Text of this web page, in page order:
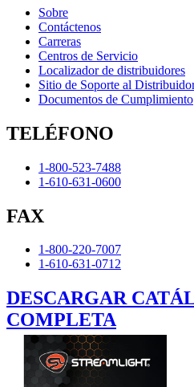
Sobre
Contáctenos
Carreras
Centros de Servicio
Localizador de distribuidores
Sitio de Soporte al
Documentos de Cumplimiento
TELÉFONO
1-800-523-7488
1-610-631-0600
FAX
1-800-220-7007
1-610-631-0712
DESCARGAR
COMPLETA